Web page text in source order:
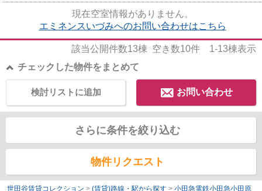
地下1階地上5階建てマンシ...
現在空室情報がありません。
エミネンスいづみへのお問い合わせはこちら
該当公開件数13棟 空き数10件 1-13棟表示
チェックした物件をまとめて
お問い合わせ
検討リストに追加
さらに条件を絞り込む
物件リクエスト
世田谷賃貸コレクション > (賃貸)路線・駅から探す > 小田急電鉄小田急小田原